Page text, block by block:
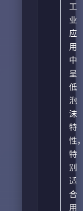
工
业
应
用
中
呈
低
泡
沫
特
性
特
别
适
合
用